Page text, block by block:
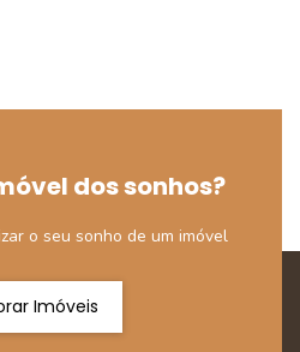
dos sonhos?
o seu sonho de um imóvel
Imóveis